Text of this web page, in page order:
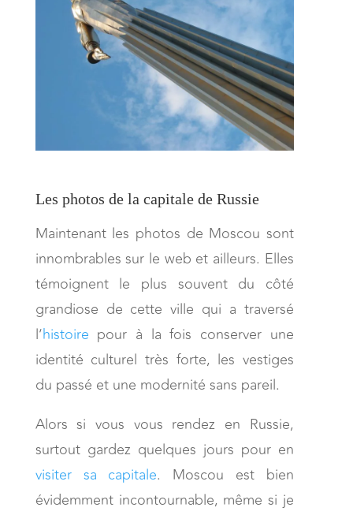
Les photos de la capitale de Russie
Maintenant les photos de Moscou sont
innombrables sur le web et ailleurs. Elles
témoignent le plus souvent du côté
grandiose de cette ville qui a traversé
l’histoire pour à la fois conserver une
identité culturel très forte, les vestiges
du passé et une modernité sans pareil.
Alors si vous vous rendez en Russie,
surtout gardez quelques jours pour en
visiter sa capitale. Moscou est bien
évidemment incontournable, même si je